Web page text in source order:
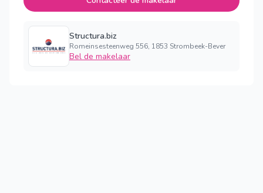
Structura.biz
Romeinsesteenweg 556, 1853 Strombeek-Bever
Bel de makelaar